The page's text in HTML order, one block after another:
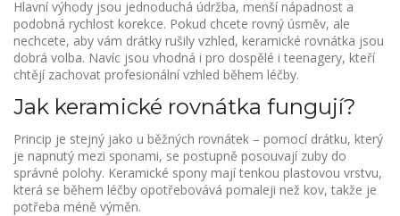
Hlavní výhody jsou jednoduchá údržba, menší nápadnost a
podobná rychlost korekce. Pokud chcete rovný úsměv, ale
nechcete, aby vám drátky rušily vzhled, keramické rovnátka jsou
dobrá volba. Navíc jsou vhodná i pro dospělé i teenagery, kteří
chtějí zachovat profesionální vzhled během léčby.
Jak keramické rovnátka fungují?
Princip je stejný jako u běžných rovnátek – pomocí drátku, který
je napnutý mezi sponami, se postupně posouvají zuby do
správné polohy. Keramické spony mají tenkou plastovou vrstvu,
která se během léčby opotřebovává pomaleji než kov, takže je
potřeba méně výměn.